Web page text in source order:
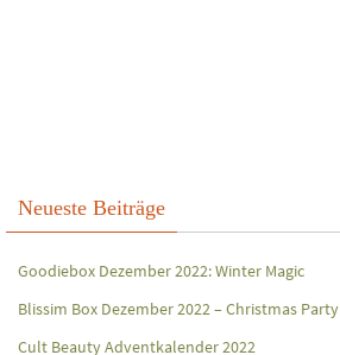
Neueste Beiträge
Goodiebox Dezember 2022: Winter Magic
Blissim Box Dezember 2022 – Christmas Party
Cult Beauty Adventkalender 2022